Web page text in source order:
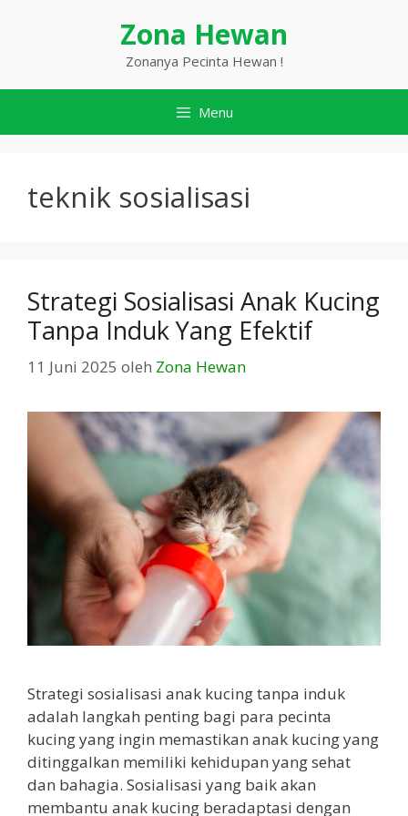
Zona Hewan
Zonanya Pecinta Hewan !
Menu
teknik sosialisasi
Strategi Sosialisasi Anak Kucing
Tanpa Induk Yang Efektif
11 Juni 2025 oleh Zona Hewan
Strategi sosialisasi anak kucing tanpa induk
adalah langkah penting bagi para pecinta
kucing yang ingin memastikan anak kucing yang
ditinggalkan memiliki kehidupan yang sehat
dan bahagia. Sosialisasi yang baik akan
membantu anak kucing beradaptasi dengan